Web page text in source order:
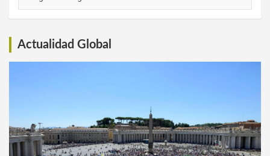
Actualidad Global